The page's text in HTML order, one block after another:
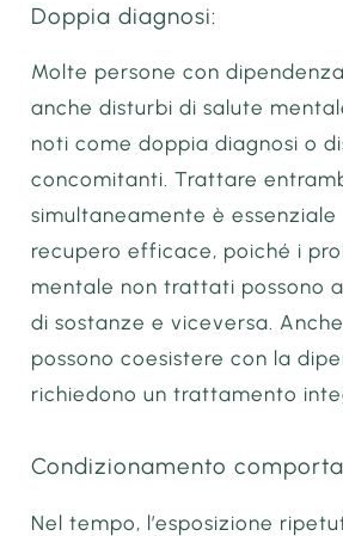
Doppia diagnosi:
Molte persone con
anche disturbi di salute
noti come doppia diagnosi o
concomitanti. Trattare
simultaneamente è essenziale
recupero efficace, poiché i
mentale non trattati possono
di sostanze e viceversa.
possono coesistere con la
richiedono un trattamento
Condizionamento
Nel tempo, l’esposizione